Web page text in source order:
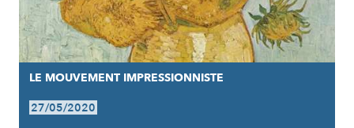
LE MOUVEMENT IMPRESSIONNISTE
27/05/2020